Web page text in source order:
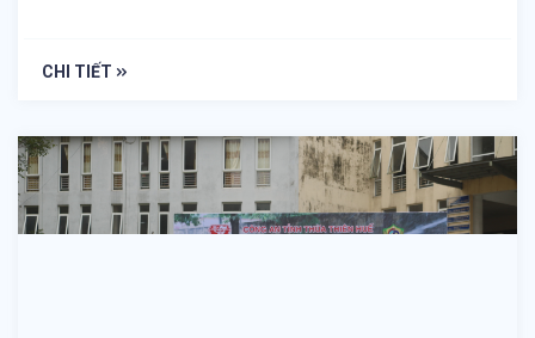
CHI TIẾT